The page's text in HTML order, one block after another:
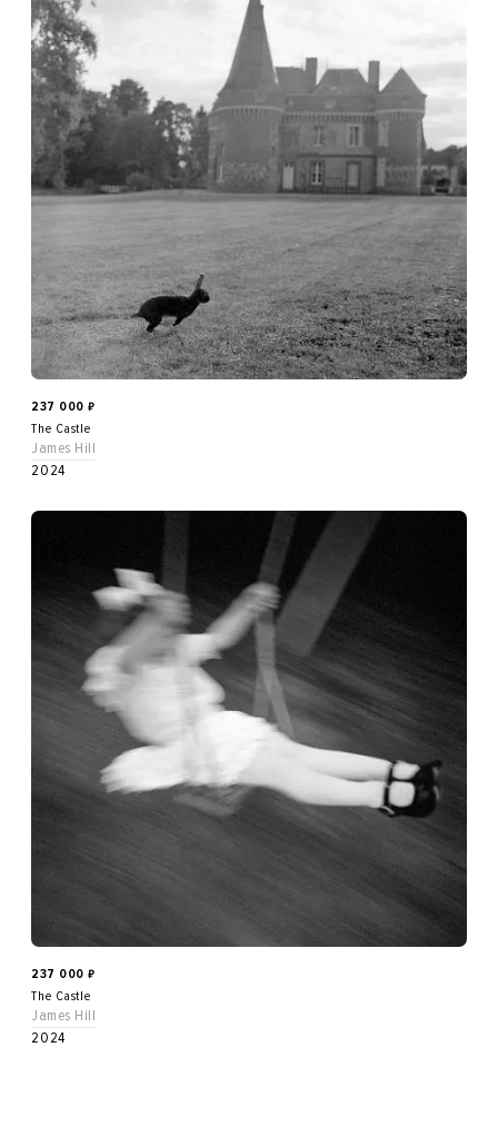
237 000 ₽
The Castle
James Hill
2024
237 000 ₽
The Castle
James Hill
2024